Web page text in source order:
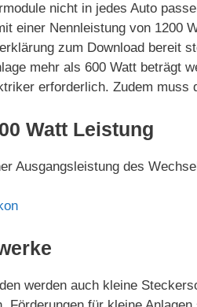
nicht in jedes Auto
einer Nennleistung von 1200
zum Download bereit
mehr als 600 Watt beträgt
erforderlich. Zudem muss
Watt Leistung
Ausgangsleistung des
werden auch kleine